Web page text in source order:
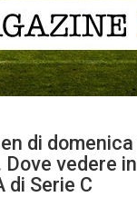
di
vedere
di Serie C